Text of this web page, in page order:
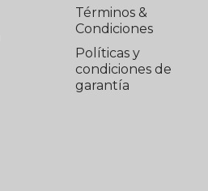
Términos &
Condiciones
Políticas y
condiciones de
garantía